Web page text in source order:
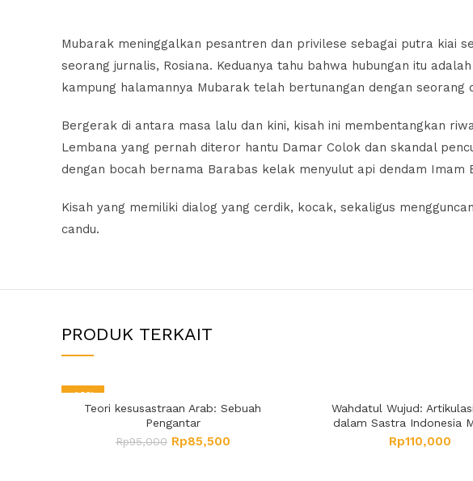
Mubarak meninggalkan pesantren dan privilese sebagai putra kiai
seorang jurnalis, Rosiana. Keduanya tahu bahwa hubungan itu
kampung halamannya Mubarak telah bertunangan dengan seorang
Bergerak di antara masa lalu dan kini, kisah ini membentangkan
Lembana yang pernah diteror hantu Damar Colok dan skandal
dengan bocah bernama Barabas kelak menyulut api dendam
Kisah yang memiliki dialog yang cerdik, kocak, sekaligus
candu.
PRODUK TERKAIT
-10%
Teori kesusastraan Arab: Sebuah
Pengantar
Rp95,000 Rp85,500
Wahdatul Wujud:
dalam Sastra Indonesia
Rp110,000